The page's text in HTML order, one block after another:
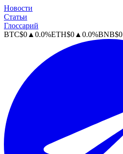
Новости
Статьи
Глоссарий
BTC$0 ▲ 0.0%ETH$0 ▲ 0.0%BNB$0